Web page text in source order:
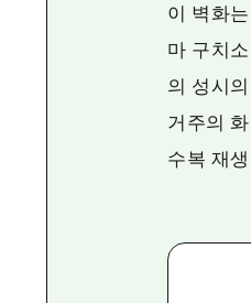
이 벽화
마 구치
의 성시
거주의
수복 재